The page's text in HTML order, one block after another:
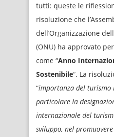
tutti: queste le
risoluzione che
dell’Organizzazione
(ONU) ha approvato
come “Anno
Sostenibile“. La
“importanza del turismo
particolare la
internazionale del
sviluppo, nel